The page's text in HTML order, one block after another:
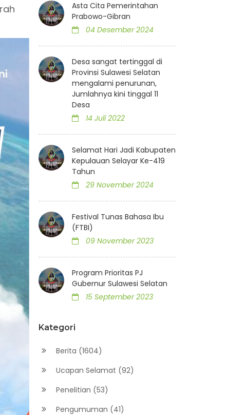
Asta Cita Pemerintahan
Prabowo-Gibran
04 Desember 2024
Desa sangat tertinggal di
Provinsi Sulawesi Selatan
mengalami penurunan,
Jumlahnya kini tinggal 11
Desa
14 Juli 2022
Selamat Hari Jadi Kabupaten
Kepulauan Selayar Ke-419
Tahun
29 November 2024
Festival Tunas Bahasa Ibu
(FTBI)
09 November 2023
Program Prioritas PJ
Gubernur Sulawesi Selatan
15 September 2023
Kategori
Berita (1604)
Ucapan Selamat (92)
Penelitian (53)
Pengumuman (41)